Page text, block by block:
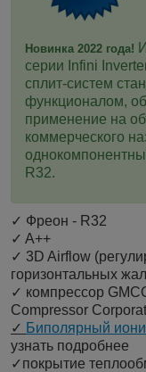
Новинка 2022 года!
серии Infini
сплит-систем
функционалом,
применение на
коммерческого
R32.
✓ Фреон - R32
✓ A++
✓ 3D Airflow
горизонтальных
✓ компрессор
Compressor
✓ Биполярный
узнать подробнее
✓покрытие